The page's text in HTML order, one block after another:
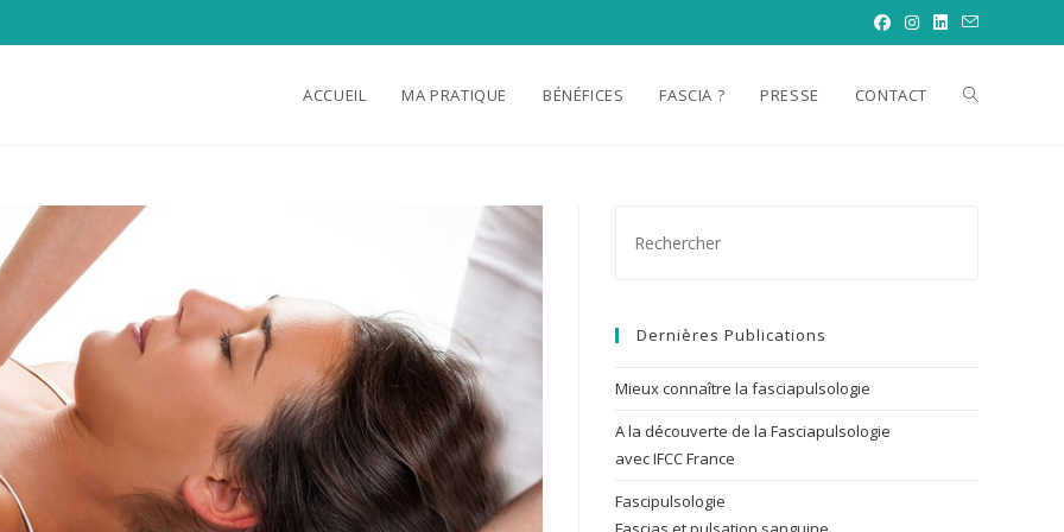
ACCUEIL MA PRATIQUE BÉNÉFICES FASCIA ? PRESSE CONTACT TOGGLE
Dernières Publications
Mieux connaître la fasciapulsologie
A la découverte de la Fasciapulsologie
avec IFCC France
Fascipulsologie